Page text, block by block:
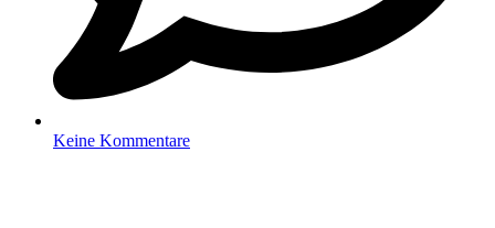
Keine Kommentare